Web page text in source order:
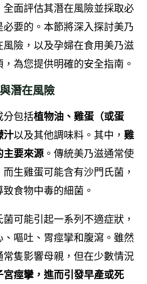
全面評估其潛在風險並採取必
必要的。本節將深入探討美乃
風險，以及孕婦在食用美乃滋
為您提供明確的安全指南。
潛在風險
分包括植物油、雞蛋（或蛋
汁以及其他調味料。其中， 雞
主要來源。傳統美乃滋通常使
生雞蛋可能含有沙門氏菌，
食物中毒的細菌。
可能引起一系列不適症狀，
、嘔吐、胃痙攣和腹瀉。雖然
常隻影響母親，但在少數情況
宮痙攣，進而引發早產或死